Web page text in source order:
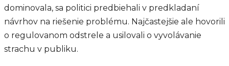
dominovala, sa politici predbiehali v predkladaní
návrhov na riešenie problému. Najčastejšie ale hovorili
o regulovanom odstrele a usilovali o vyvolávanie
strachu v publiku.